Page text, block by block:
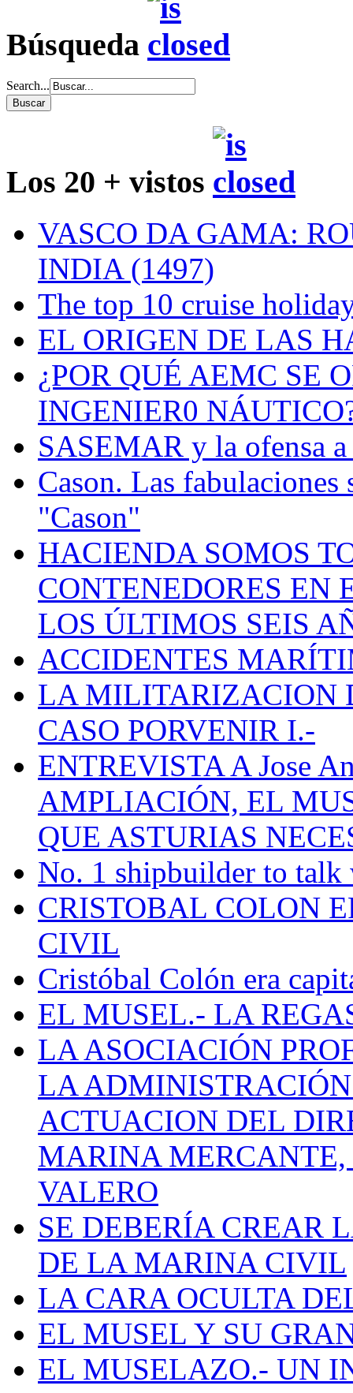
Búsqueda
Search...
Los 20 + vistos
VASCO DA GAMA:
INDIA (1497)
The top 10 cruise
EL ORIGEN DE LAS
¿POR QUÉ AEMC SE
INGENIER0
SASEMAR y la ofensa a
Cason. Las fabulaciones
"Cason"
HACIENDA SOMOS
CONTENEDORES EN
LOS ÚLTIMOS SEIS
ACCIDENTES
LA MILITARIZACION
CASO PORVENIR I.-
ENTREVISTA A Jose
AMPLIACIÓN, EL
QUE ASTURIAS
No. 1 shipbuilder to talk
CRISTOBAL COLON
CIVIL
Cristóbal Colón era
EL MUSEL.- LA
LA ASOCIACIÓN
LA
ACTUACION DEL
MARINA
VALERO
SE DEBERÍA CREAR
DE LA MARINA CIVIL
LA CARA OCULTA
EL MUSEL Y SU
EL MUSELAZO.- UN